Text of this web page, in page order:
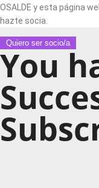
OSALDE y esta página
hazte socia.
Quiero ser socio/a
You